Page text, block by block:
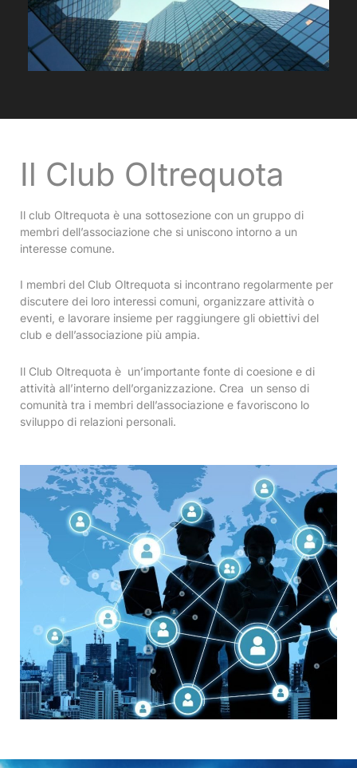
Il Club Oltrequota
Il club Oltrequota è una sottosezione con un gruppo di
membri dell’associazione che si uniscono intorno a un
interesse comune.
I membri del Club Oltrequota si incontrano regolarmente per
discutere dei loro interessi comuni, organizzare attività o
eventi, e lavorare insieme per raggiungere gli obiettivi del
club e dell’associazione più ampia.
Il Club Oltrequota è un’importante fonte di coesione e di
attività all’interno dell’organizzazione. Crea un senso di
comunità tra i membri dell’associazione e favoriscono lo
sviluppo di relazioni personali.